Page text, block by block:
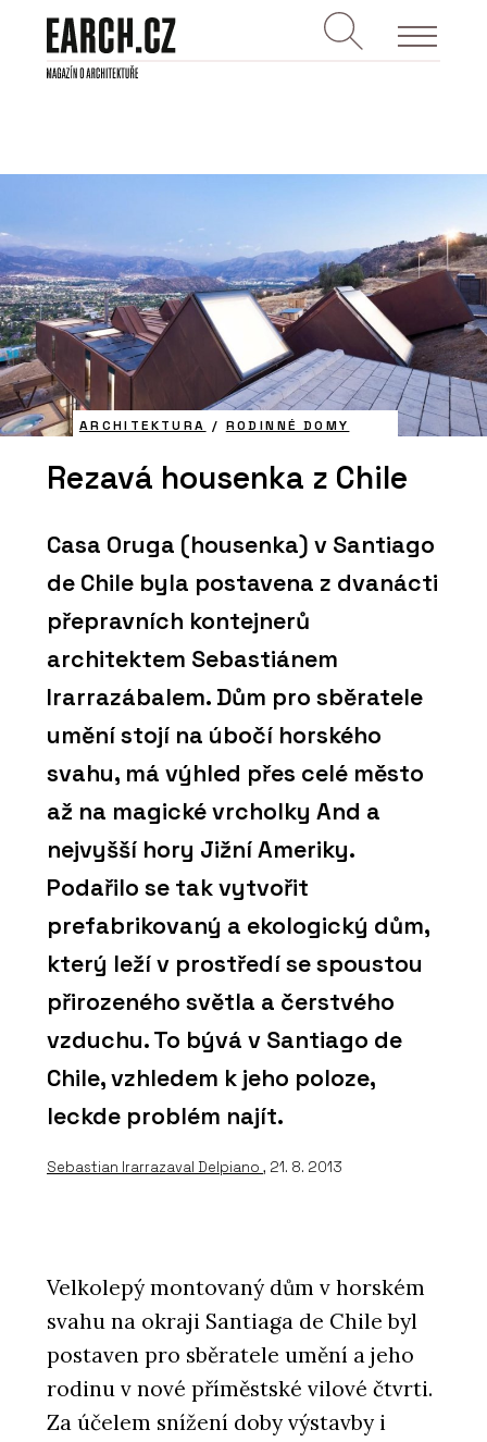
ARCHITEKTURA / RODINNÉ DOMY
Rezavá housenka z Chile
Casa Oruga (housenka) v Santiago
de Chile byla postavena z dvanácti
přepravních kontejnerů
architektem Sebastiánem
Irarrazábalem. Dům pro sběratele
umění stojí na úbočí horského
svahu, má výhled přes celé město
až na magické vrcholky And a
nejvyšší hory Jižní Ameriky.
Podařilo se tak vytvořit
prefabrikovaný a ekologický dům,
který leží v prostředí se spoustou
přirozeného světla a čerstvého
vzduchu. To bývá v Santiago de
Chile, vzhledem k jeho poloze,
leckde problém najít.
Sebastian Irarrazaval Delpiano , 21. 8. 2013
Velkolepý montovaný dům v horském
svahu na okraji Santiaga de Chile byl
postaven pro sběratele umění a jeho
rodinu v nové příměstské vilové čtvrti.
Za účelem snížení doby výstavby i